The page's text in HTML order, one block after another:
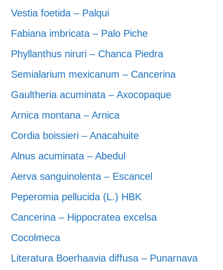
Vestia foetida – Palqui
Fabiana imbricata – Palo Piche
Phyllanthus niruri – Chanca Piedra
Semialarium mexicanum – Cancerina
Gaultheria acuminata – Axocopaque
Arnica montana – Arnica
Cordia boissieri – Anacahuite
Alnus acuminata – Abedul
Aerva sanguinolenta – Escancel
Peperomia pellucida (L.) HBK
Cancerina – Hippocratea excelsa
Cocolmeca
Literatura Boerhaavia diffusa – Punarnava